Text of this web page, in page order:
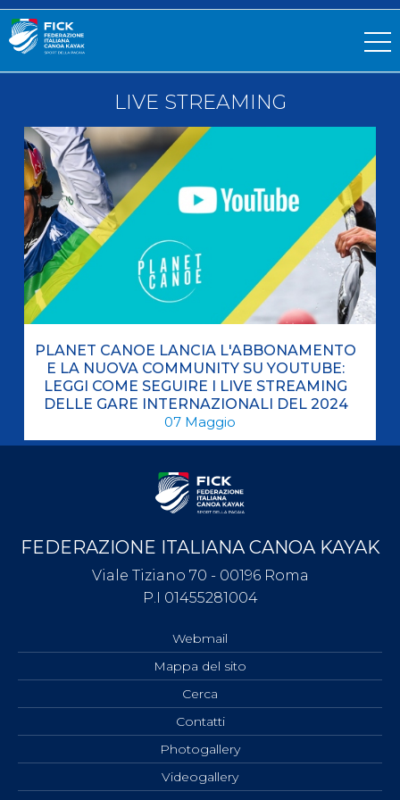
LIVE STREAMING
PLANET CANOE LANCIA L'ABBONAMENTO
E LA NUOVA COMMUNITY SU YOUTUBE:
LEGGI COME SEGUIRE I LIVE STREAMING
DELLE GARE INTERNAZIONALI DEL 2024
07 Maggio
FEDERAZIONE ITALIANA CANOA KAYAK
Viale Tiziano 70 - 00196 Roma
P.I 01455281004
Webmail
Mappa del sito
Cerca
Contatti
Photogallery
Videogallery